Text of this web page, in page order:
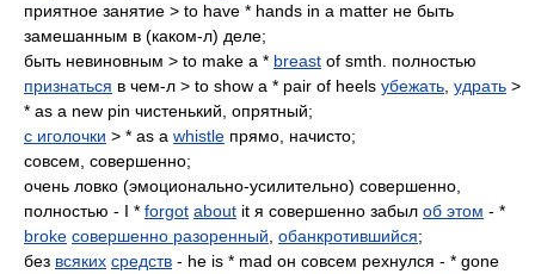
приятное занятие > to have * hands in a matter не быть
замешанным в (каком-л) деле;
быть невиновным > to make a * breast of smth. полностью
признаться в чем-л > to show a * pair of heels убежать удрать >
* as a new pin чистенький, опрятный;
с иголочки > * as a whistle прямо, начисто;
совсем, совершенно;
очень ловко (эмоционально-усилительно) совершенно,
полностью - I * forgot about it я совершенно забыл об этом - *
broke совершенно разоренный обанкротившийся;
без всяких средств - he is * mad он совсем рехнулся - * gone